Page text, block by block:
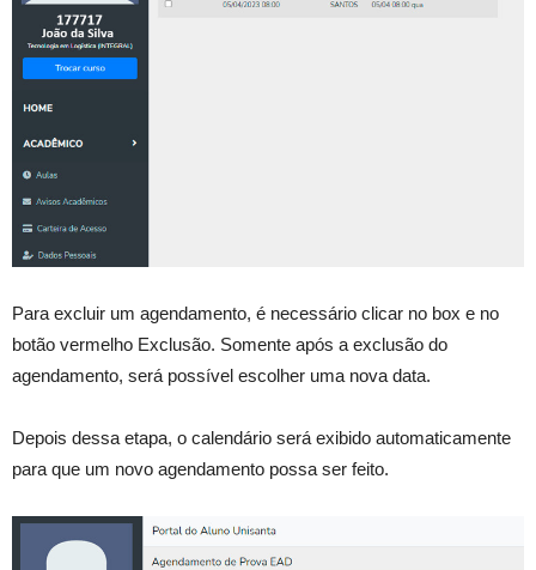
Para excluir um agendamento, é necessário clicar no box e no
botão vermelho Exclusão. Somente após a exclusão do
agendamento, será possível escolher uma nova data.
Depois dessa etapa, o calendário será exibido automaticamente
para que um novo agendamento possa ser feito.